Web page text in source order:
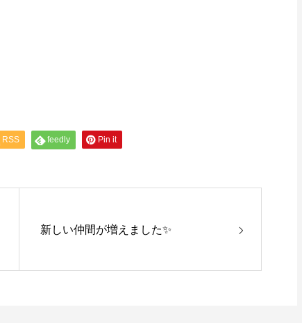
RSS feedly Pin it
新しい仲間が増えました✨